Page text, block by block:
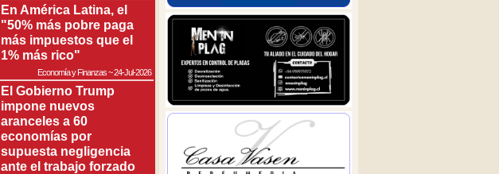
En América Latina, el
"50% más pobre paga
más impuestos que el
1% más rico"
Economía y Finanzas~24-Jul-2026
El Gobierno Trump
impone nuevos
aranceles a 60
economías por
supuesta negligencia
ante el trabajo forzado